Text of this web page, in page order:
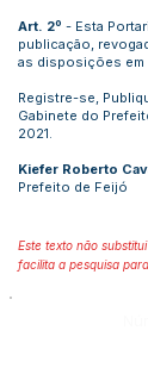
Art. 2º - Esta
publicação,
as disposições em
Registre-se,
Gabinete do
2021.
Kiefer Roberto
Prefeito de Feijó
Este texto não
facilita a pesquisa